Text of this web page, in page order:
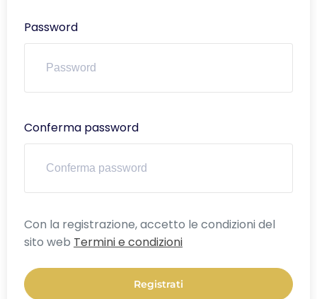
Password
Conferma password
Alternative:
Con la registrazione, accetto le condizioni del
sito web Termini e condizioni
Registrati